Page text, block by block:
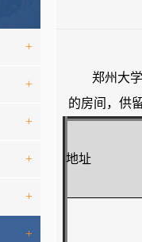
+
+
+
+
+
+
郑州大
的房间，供
地址